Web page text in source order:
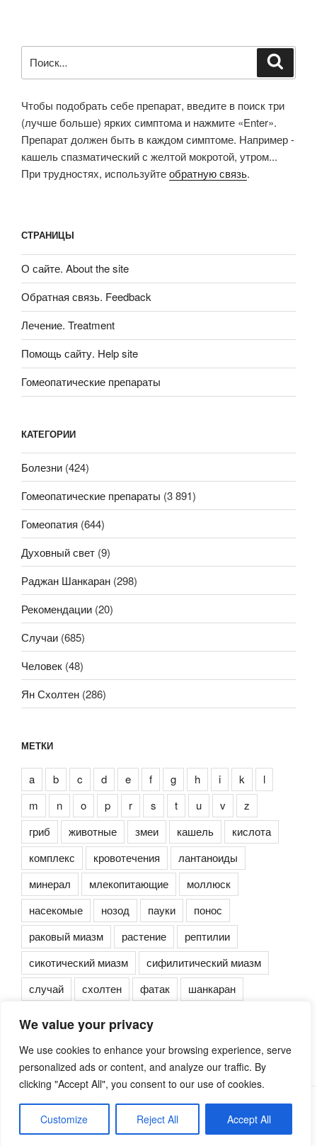
We value your privacy
We use cookies to enhance your browsing experience, serve
personalized ads or content, and analyze our traffic. By
clicking "Accept All", you consent to our use of cookies.
Customize Reject All Accept All
Чтобы подобрать себе препарат, введите в поиск три
(лучше больше) ярких симптома и нажмите «Enter».
Препарат должен быть в каждом симптоме. Например -
кашель спазматический с желтой мокротой, утром...
При трудностях, используйтеобратную связь.
СТРАНИЦЫ
О сайте. About the site
Обратная связь. Feedback
Лечение. Treatment
Помощь сайту. Help site
Гомеопатические препараты
КАТЕГОРИИ
Болезни (424)
Гомеопатические препараты (3 891)
Гомеопатия (644)
Духовный свет (9)
Раджан Шанкаран (298)
Рекомендации (20)
Случаи (685)
Человек (48)
Ян Схолтен (286)
МЕТКИ
a b c d e f g h i k
l
m
n o p r s t u v
z
гриб
животные змеи кашель
кислота
комплекс
кровотечения
лантаноиды
минерал
млекопитающие
моллюск
насекомые
нозод пауки
понос
раковый миазм
растение
рептилии
сикотический миазм
сифилитический миазм
случай
схолтен фатак шанкаран
Сайт работает на WordPress